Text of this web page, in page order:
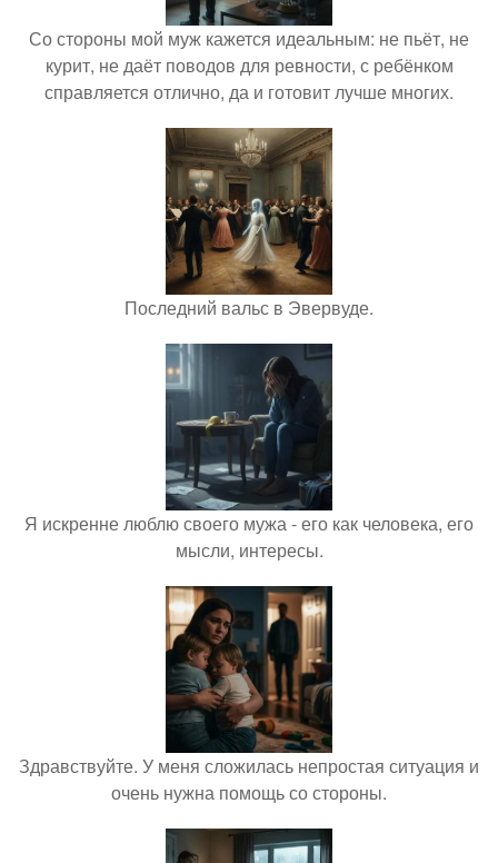
Со стороны мой муж кажется идеальным: не пьёт, не
курит, не даёт поводов для ревности, с ребёнком
справляется отлично, да и готовит лучше многих.
Последний вальс в Эвервуде.
Я искренне люблю своего мужа - его как человека, его
мысли, интересы.
Здравствуйте. У меня сложилась непростая ситуация и
очень нужна помощь со стороны.